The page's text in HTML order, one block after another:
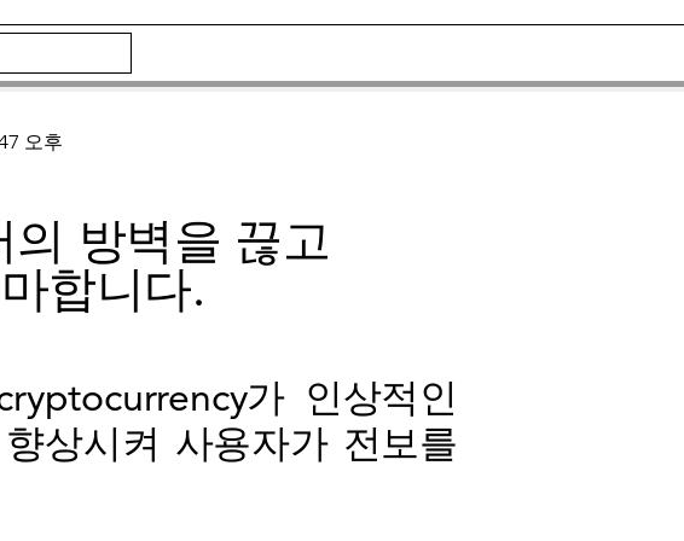
오후
방벽을 끊고
합니다.
가 인상적인
상시켜 사용자가 전보를